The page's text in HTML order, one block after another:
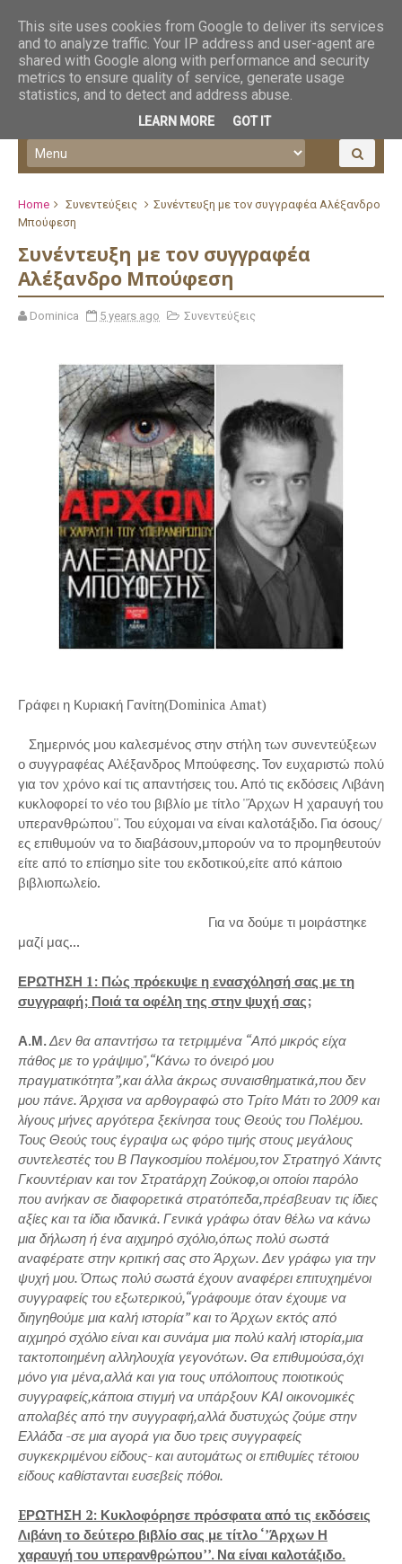
Home Συνεντεύξεις
Συνέντευξη με τον συγγραφέα Αλέξανδρο
Μπούφεση
Συνέντευξη με τον συγγραφέα
Αλέξανδρο Μπούφεση
Dominica 5 years ago Συνεντεύξεις
Γράφει η Κυριακή Γανίτη(Dominica Amat)
Σημερινός μου καλεσμένος στην στήλη των συνεντεύξεων
ο συγγραφέας Αλέξανδρος Μπούφεσης. Τον ευχαριστώ πολύ
για τον χρόνο καί τις απαντήσεις του. Από τις εκδόσεις Λιβάνη
κυκλοφορεί το νέο του βιβλίο με τίτλο ''Άρχων Η χαραυγή του
υπερανθρώπου''. Του εύχομαι να είναι καλοτάξιδο. Για όσους/
ες επιθυμούν να το διαβάσουν,μπορούν να το προμηθευτούν
είτε από το επίσημο site του εκδοτικού,είτε από κάποιο
βιβλιοπωλείο.
Για να δούμε τι μοιράστηκε
μαζί μας...
ΕΡΩΤΗΣΗ 1: Πώς πρόεκυψε η ενασχόλησή σας με τη
συγγραφή; Ποιά τα οφέλη της στην ψυχή σας;
Α.Μ.Δεν θα απαντήσω τα τετριμμένα “Από μικρός είχα
πάθος με το γράψιμο",“Κάνω το όνειρό μου
πραγματικότητα”,και άλλα άκρως συναισθηματικά,που δεν
μου πάνε. Άρχισα να αρθογραφώ στο Τρίτο Μάτι το 2009 και
λίγους μήνες αργότερα ξεκίνησα τους Θεούς του Πολέμου.
Τους Θεούς τους έγραψα ως φόρο τιμής στους μεγάλους
συντελεστές του Β Παγκοσμίου πολέμου,τον Στρατηγό Χάιντς
Γκουντέριαν και τον Στρατάρχη Ζούκοφ,οι οποίοι παρόλο
που ανήκαν σε διαφορετικά στρατόπεδα,πρέσβευαν τις ίδιες
αξίες και τα ίδια ιδανικά. Γενικά γράφω όταν θέλω να κάνω
μια δήλωση ή ένα αιχμηρό σχόλιο,όπως πολύ σωστά
αναφέρατε στην κριτική σας στο Άρχων. Δεν γράφω για την
ψυχή μου. Όπως πολύ σωστά έχουν αναφέρει επιτυχημένοι
συγγραφείς του εξωτερικού,“γράφουμε όταν έχουμε να
διηγηθούμε μια καλή ιστορία” και το Άρχων εκτός από
αιχμηρό σχόλιο είναι και συνάμα μια πολύ καλή ιστορία,μια
τακτοποιημένη αλληλουχία γεγονότων. Θα επιθυμούσα,όχι
μόνο για μένα,αλλά και για τους υπόλοιπους ποιοτικούς
συγγραφείς,κάποια στιγμή να υπάρξουν ΚΑΙ οικονομικές
απολαβές από την συγγραφή,αλλά δυστυχώς ζούμε στην
Ελλάδα -σε μια αγορά για δυο τρεις συγγραφείς
συγκεκριμένου είδους- και αυτομάτως οι επιθυμίες τέτοιου
είδους καθίστανται ευσεβείς πόθοι.
EΡΩΤΗΣΗ 2: Κυκλοφόρησε πρόσφατα από τις εκδόσεις
Λιβάνη το δεύτερο βιβλίο σας με τίτλο ‘’Άρχων Η
χαραυγή του υπερανθρώπου’’. Να είναι καλοτάξιδο.
This site uses cookies from Google to deliver its services
and to analyze traffic. Your IP address and user-agent are
shared with Google along with performance and security
metrics to ensure quality of service, generate usage
statistics, and to detect and address abuse.
LEARN MORE GOT IT